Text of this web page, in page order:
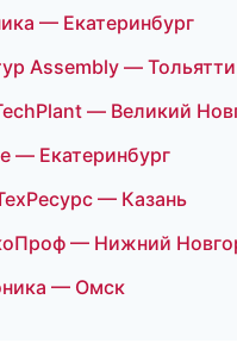
— Екатеринбург
Assembly — Тольятти
— Великий
— Екатеринбург
— Казань
— Нижний
— Омск